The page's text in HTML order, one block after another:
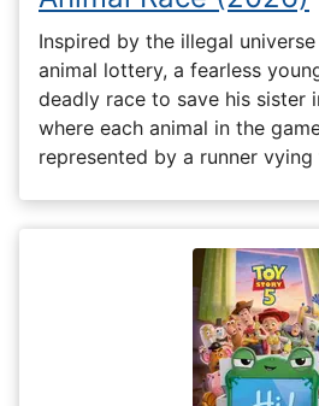
Inspired by the illegal
animal lottery, a fearless
deadly race to save his sister
where each animal in the
represented by a runner